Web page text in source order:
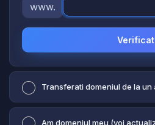
www.
Transferati domeniul de la un
Am domeniul meu (voi